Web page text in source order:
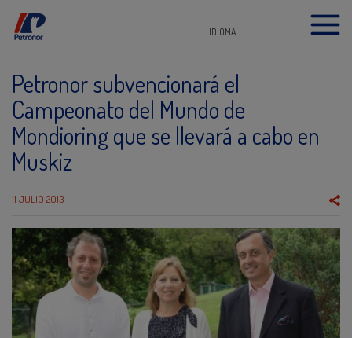
IDIOMA
Petronor subvencionará el
Campeonato del Mundo de
Mondioring que se llevará a cabo en
Muskiz
11 JULIO 2013